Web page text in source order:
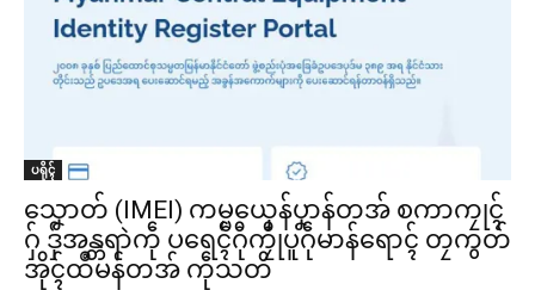
ဌာန်ပရိုၚ်ဗၠးၜးမန်
ပရိုၚ်လက္ကရဴအိုတ်
🏛 လညာတ်ပါ်ပဲါ
ပရိုၚ်
သၞောတ် (IMEI) ကမ္မယှေန်ပၞာန်တအ် စကာကၠုၚ်
ဂှ် ဒှ်အန္တရာဲကဵု ပရေၚ်ဂီုကၠီုပူဂဵုမာန်ရောၚ် တၠကွတ်
အိုၚ်ထဳမန်တအ် ကဵုသတိ